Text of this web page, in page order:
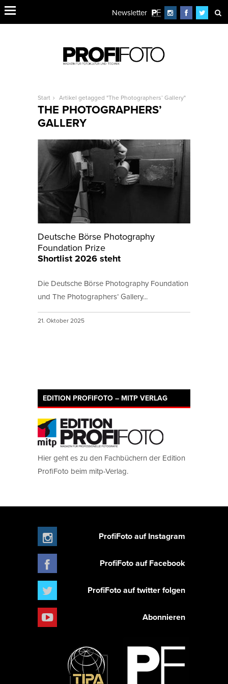
Newsletter
Start Artikel getagged "The Photographers’ Gallery"
THE PHOTOGRAPHERS’
GALLERY
Deutsche Börse Photography
Foundation Prize
Shortlist 2026 steht
Die Deutsche Börse Photography Foundation
und The Photographers’ Gallery...
21. Oktober 2025
EDITION PROFIFOTO – MITP VERLAG
Hier geht es zu den Fachbüchern der Edition
ProfiFoto beim mitp-Verlag.
ProfiFoto auf Instagram
ProfiFoto auf Facebook
ProfiFoto auf twitter folgen
Abonnieren